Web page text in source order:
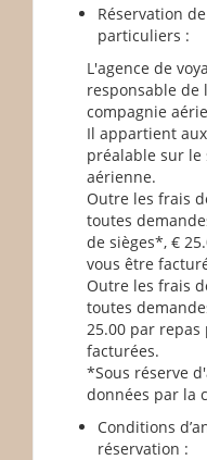
Réservation
particuliers :
L'agence de
responsable de
compagnie
Il appartient
préalable sur
aérienne.
Outre les frais
toutes
de sièges*, €
vous être
Outre les frais
toutes
25.00 par
facturées.
*Sous réserve
données par la
Conditions
réservation :